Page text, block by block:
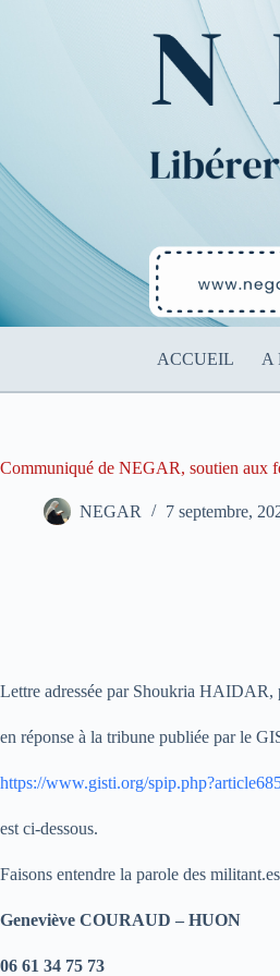
ACCUEIL A
Communiqué de NEGAR, soutien aux
NEGAR 7 septembre,
Lettre adressée par Shoukria HAIDAR,
en réponse à la tribune publiée par le
https://www.gisti.org/
est ci-dessous.
Faisons entendre la parole des
Geneviève COURAUD – HUON
06 61 34 75 73